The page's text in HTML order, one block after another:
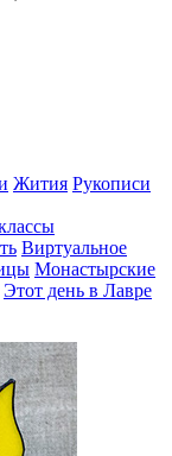
Жития Рукописи
Виртуальное
Монастырские
Этот день в Лавре